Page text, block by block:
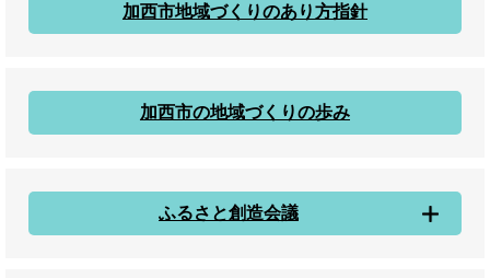
加西市地域づくりのあり方指針
加西市の地域づくりの歩み
ふるさと創造会議